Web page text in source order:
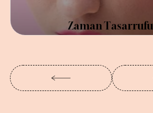
Zaman Tasarrufu